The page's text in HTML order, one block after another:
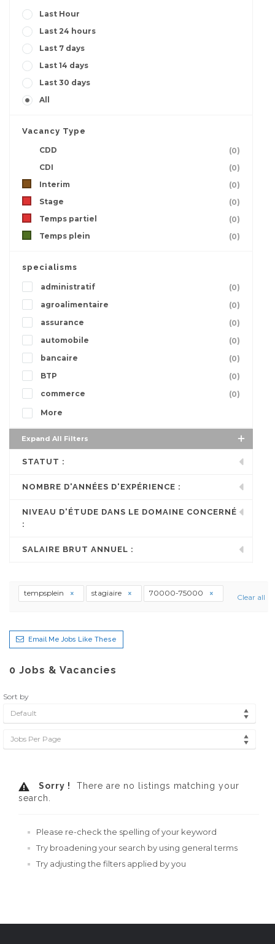
Last Hour
Last 24 hours
Last 7 days
Last 14 days
Last 30 days
All
Vacancy Type
CDD
(0)
CDI
(0)
Interim
(0)
Stage
(0)
Temps partiel
(0)
Temps plein
(0)
specialisms
administratif
(0)
agroalimentaire
(0)
assurance
(0)
automobile
(0)
bancaire
(0)
BTP
(0)
commerce
(0)
More
Expand All Filters
STATUT :
NOMBRE D'ANNÉES D'EXPÉRIENCE :
NIVEAU D'ÉTUDE DANS LE DOMAINE CONCERNÉ
:
SALAIRE BRUT ANNUEL :
tempsplein stagiaire 70000-75000 Clear all
Email Me Jobs Like These
0 Jobs & Vacancies
Sort by
Default
Jobs Per Page
Sorry !
There are no listings matching your
search.
Please re-check the spelling of your keyword
Try broadening your search by using general terms
Try adjusting the filters applied by you